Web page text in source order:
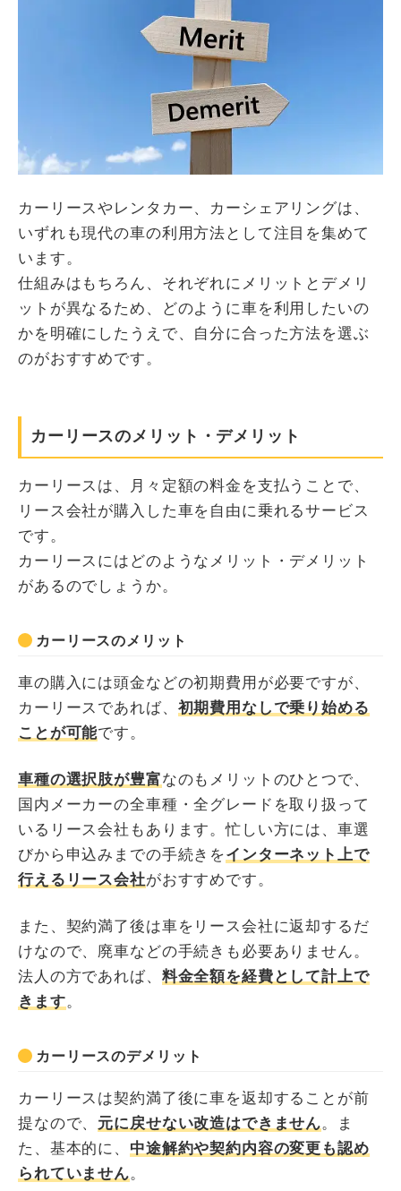
カーリースやレンタカー、カーシェアリングは、
いずれも現代の車の利用方法として注目を集めて
います。
仕組みはもちろん、それぞれにメリットとデメリ
ットが異なるため、どのように車を利用したいの
かを明確にしたうえで、自分に合った方法を選ぶ
のがおすすめです。
カーリースのメリット・デメリット
カーリースは、月々定額の料金を支払うことで、
リース会社が購入した車を自由に乗れるサービス
です。
カーリースにはどのようなメリット・デメリット
があるのでしょうか。
カーリースのメリット
車の購入には頭金などの初期費用が必要ですが、
カーリースであれば、 初期費用なしで乗り始める
ことが可能です。
車種の選択肢が豊富なのもメリットのひとつで、
国内メーカーの全車種・全グレードを取り扱って
いるリース会社もあります。忙しい方には、車選
びから申込みまでの手続きをインターネット上で
行えるリース会社がおすすめです。
また、契約満了後は車をリース会社に返却するだ
けなので、廃車などの手続きも必要ありません。
法人の方であれば、 料金全額を経費として計上で
きます。
カーリースのデメリット
カーリースは契約満了後に車を返却することが前
提なので、 元に戻せない改造はできません。ま
た、基本的に、 中途解約や契約内容の変更も認め
られていません。